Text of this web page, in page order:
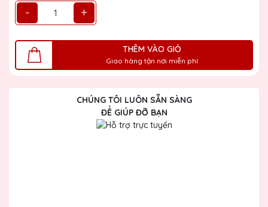
- +
THÊM VÀO GIỎ
Giao hàng tận nơi miễn phí
CHÚNG TÔI LUÔN SẴN SÀNG
ĐỂ GIÚP ĐỠ BẠN